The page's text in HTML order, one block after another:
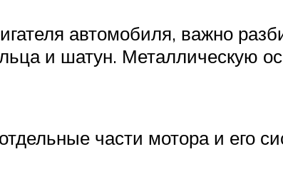
автомобиля, важно
и шатун. Металлическую
части мотора и его